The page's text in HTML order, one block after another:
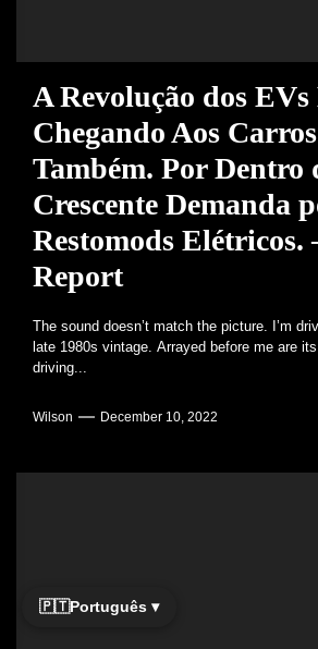
A Revolução dos EVs
Chegando Aos
Também. Por Dentro
Crescente Demanda
Restomods Elétricos.
Report
The sound doesn’t match the picture. I’m
late 1980s vintage. Arrayed before me are
driving...
Wilson December 10, 2022
🇵🇹Português ▾